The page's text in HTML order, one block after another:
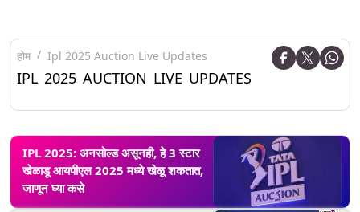
होम Ipl 2025 Auction Live Updates
IPL 2025 AUCTION LIVE UPDATES
IPL 2025: अनसोल्ड असूनही, हे 3 स्टार
खेळाडू आयपीएल 2025 मध्ये खेळू शकतात,
जाणून घ्या कसे